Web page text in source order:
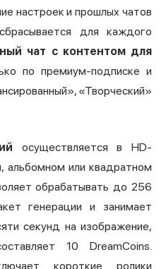
настроек и прошлых чатов
для каждого
чат с контентом для
по премиум-подписке и
«Творческий»
осуществляется в HD-
альбомном или квадратном
обрабатывать до 256
генерации и занимает
секунд на изображение,
10 DreamCoins.
короткие ролики